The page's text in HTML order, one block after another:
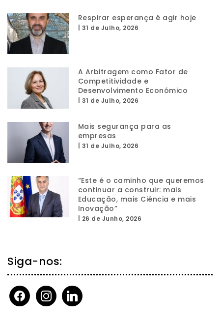
Respirar esperança é agir hoje
31 de Julho, 2026
A Arbitragem como Fator de
Competitividade e
Desenvolvimento Económico
31 de Julho, 2026
Mais segurança para as
empresas
31 de Julho, 2026
“Este é o caminho que queremos
continuar a construir: mais
Educação, mais Ciência e mais
Inovação”
26 de Junho, 2026
Siga-nos:
facebookinstagramlinkedin